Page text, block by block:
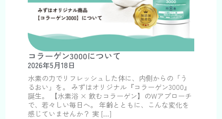
コラーゲン3000について
2026年5月18日
水素の力でリフレッシュした体に、内側からの「う
るおい」を。 みずはオリジナル『コラーゲン3000』
誕生。 【水素浴 × 飲むコラーゲン】のWアプローチ
で、若々しい毎日へ。 年齢とともに、こんな変化を
感じていませんか？ 実 […]